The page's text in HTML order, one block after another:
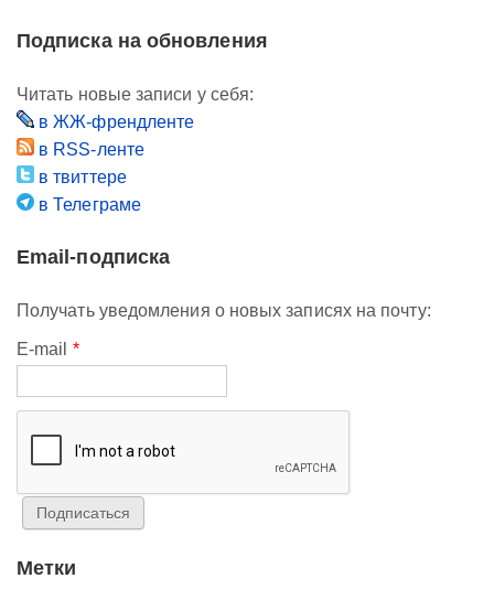
Подписка на обновления
Читать новые записи у себя:
в ЖЖ-френдленте
в RSS-ленте
в твиттере
в Телеграме
Email-подписка
Получать уведомления о новых записях на почту:
E-mail *
Метки